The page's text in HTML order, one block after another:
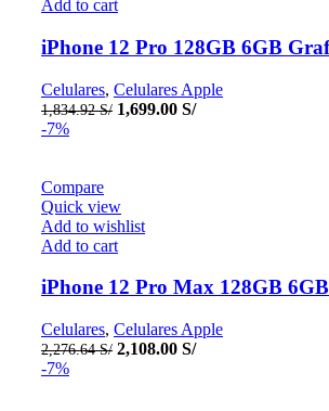
Add to cart
iPhone 12 Pro 128GB 6GB
Celulares, Celulares Apple
1,834.92S/ Original
1,699.00 S/Current
-7%
Compare
Quick view
Add to wishlist
Add to cart
iPhone 12 Pro Max 128GB
Celulares, Celulares Apple
2,276.64S/ Original
2,108.00 S/Current
-7%